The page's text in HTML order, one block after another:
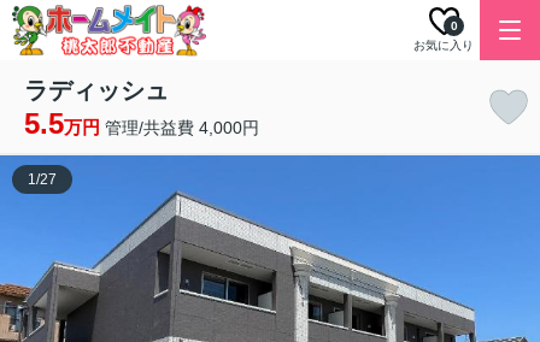
お気に入り
0
ラディッシュ
5.5万円 管理/共益費 4,000円
1/27